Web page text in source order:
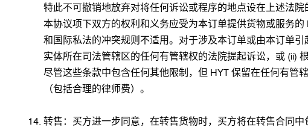
特此不可撤销地放弃对将任何诉讼或程序的地点设在上述法
本协议项下双方的权利和义务应受为本订单提供货物或服务
和国际私法的冲突规则不适用。对于涉及本订单或由本订单
实体所在司法管辖区的任何有管辖权的法院提起诉讼，或 (ii)
尽管这些条款中包含任何其他限制，但 HYT 保留在任何有管
（包括合理的律师费）。
转售：买方进一步同意，在转售货物时，买方将在转售合同